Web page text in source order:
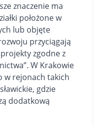
znaczenie ma
położone w
lub objęte
przyciągają
zgodne z
W Krakowie
w rejonach takich
gdzie
dodatkową